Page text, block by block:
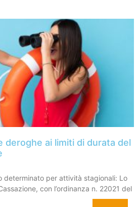
deroghe ai limiti di durata del
determinato per attività stagionali: Lo
con l’ordinanza n. 22021 del